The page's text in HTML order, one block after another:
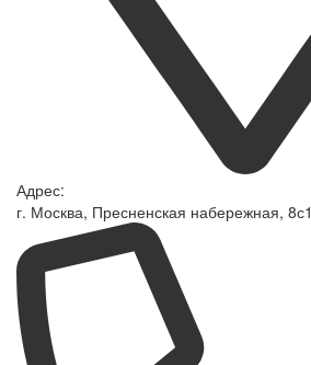
Адрес:
г. Москва, Пресненская набережная, 8с1